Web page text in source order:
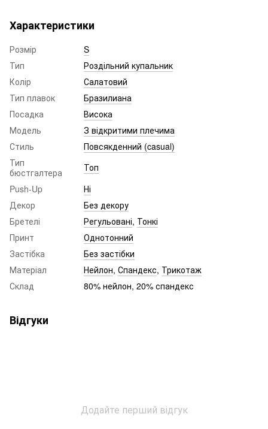
Характеристики
Розмір
S
Тип
Роздільний купальник
Колір
Салатовий
Тип плавок
Бразилиана
Посадка
Висока
Модель
З відкритими плечима
Стиль
Повсякденний (casual)
Тип
бюстгалтера
Топ
Push-Up
Ні
Декор
Без декору
Бретелі
Регульовані, Тонкі
Принт
Однотонний
Застібка
Без застібки
Матеріал
Нейлон, Спандекс, Трикотаж
Склад
80% нейлон, 20% спандекс
Відгуки
Додайте перший відгук